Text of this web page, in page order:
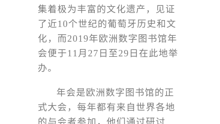
集着极为丰富的文化遗产，见证
了近10个世纪的葡萄牙历史和文
化，而2019年欧洲数字图书馆年
会便于11 月 27 日至29 日在此地举
办。
年会是欧洲数字图书馆的正
式大会，每年都有来自世界各地
的与会者参加，他们通过研讨